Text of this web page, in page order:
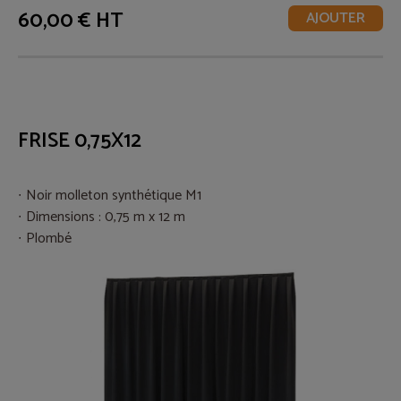
60,00 € HT AJOUTER
FRISE 0,75X12
Noir molleton synthétique M1
Dimensions : 0,75 m x 12 m
Plombé